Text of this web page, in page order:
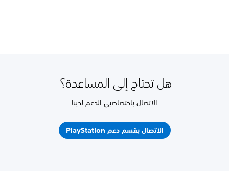
هل تحتاج إلى المساعدة؟
الاتصال باختصاصيي الدعم لدينا
الاتصال بقسم دعم PlayStation